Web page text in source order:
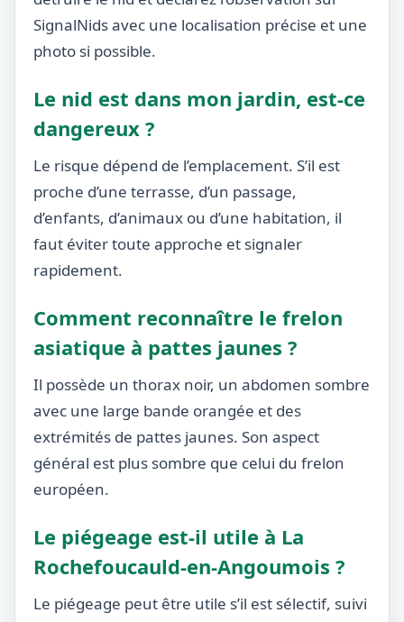
SignalNids avec une localisation précise et une
photo si possible.
Le nid est dans mon jardin, est-ce
dangereux ?
Le risque dépend de l’emplacement. S’il est
proche d’une terrasse, d’un passage,
d’enfants, d’animaux ou d’une habitation, il
faut éviter toute approche et signaler
rapidement.
Comment reconnaître le frelon
asiatique à pattes jaunes ?
Il possède un thorax noir, un abdomen sombre
avec une large bande orangée et des
extrémités de pattes jaunes. Son aspect
général est plus sombre que celui du frelon
européen.
Le piégeage est-il utile à La
Rochefoucauld-en-Angoumois ?
Le piégeage peut être utile s’il est sélectif, suivi